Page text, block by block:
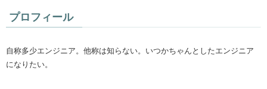
プロフィール
自称多少エンジニア。他称は知らない。いつかちゃんとしたエンジニア
になりたい。